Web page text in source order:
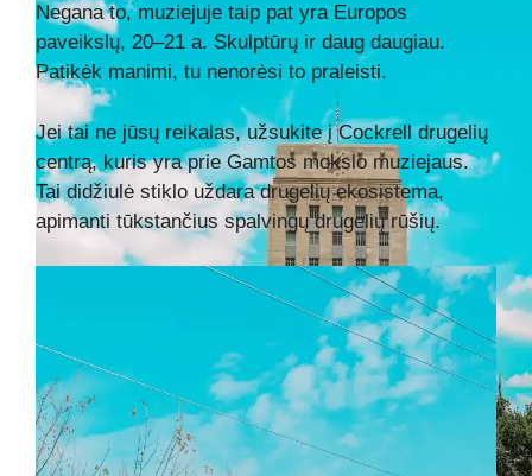
Negana to, muziejuje taip pat yra Europos
paveikslų, 20–21 a. Skulptūrų ir daug daugiau.
Patikėk manimi, tu nenorėsi to praleisti.
Jei tai ne jūsų reikalas, užsukite į Cockrell drugelių
centrą, kuris yra prie Gamtos mokslo muziejaus.
Tai didžiulė stiklo uždara drugelių ekosistema,
apimanti tūkstančius spalvingų drugelių rūšių.